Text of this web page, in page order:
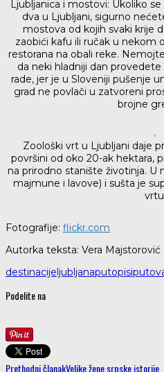
Ljubljanica i mostovi: Ukoliko
dva u Ljubljani, sigurno
mostova od kojih svaki krije
zaobići kafu ili ručak u nekom
restorana na obali reke.
da neki hladniji dan
rade, jer je u Sloveniji pušenje
grad ne povlači u zatvoreni
brojne
Zoološki vrt u Ljubljani daje
površini od oko 20-ak hektara,
na prirodno stanište životinja. U
majmune i lavove) i sušta je
Fotografije: flickr.com
Autorka teksta: Vera Majstorović
destinacije ljubljanaputopisi
Podelite na
Prethodni članakVelike žene srpske istorije